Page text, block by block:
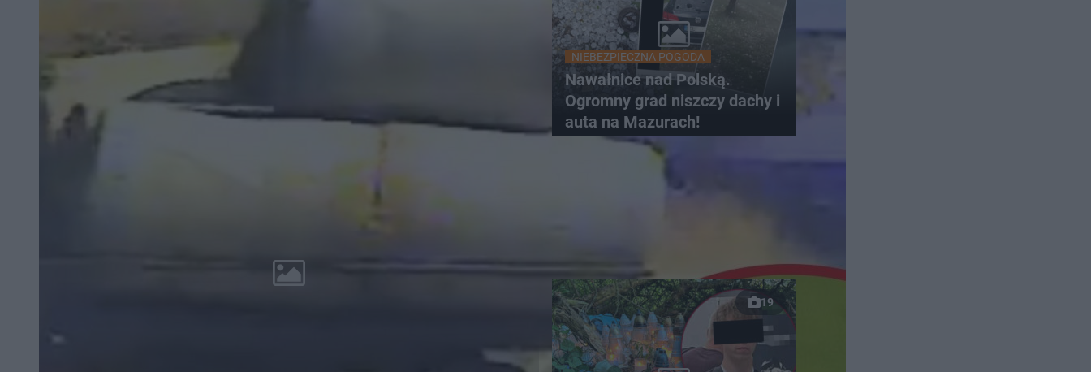
NIEBEZPIECZNA POGODA
Nawałnice nad Polską.
Ogromny grad niszczy dachy i
auta na Mazurach!
19